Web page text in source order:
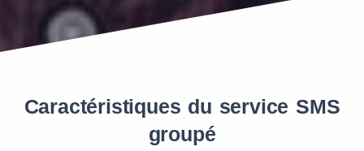
Caractéristiques du service SMS
groupé